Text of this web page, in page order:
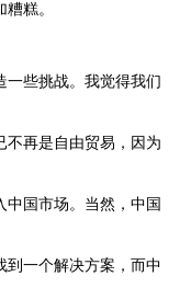
糕。
一些挑战。我觉得我们
不再是自由贸易，因为
中国市场。当然，中国
到一个解决方案，而中